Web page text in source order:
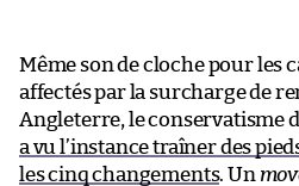
Même son de cloche pour les
affectés par la surcharge de
Angleterre, le conservatisme
a vu l’instance traîner des
les cinq changements. Un